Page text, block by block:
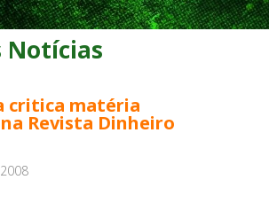
Notícias
critica matéria
Revista Dinheiro